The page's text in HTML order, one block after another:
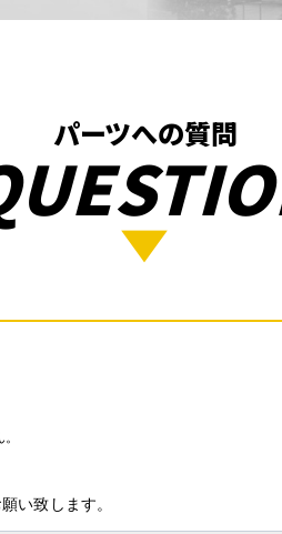
パーツへの質問
い致します。